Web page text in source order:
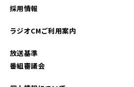
採用情報
ラジオCMご利用案内
放送基準
番組審議会